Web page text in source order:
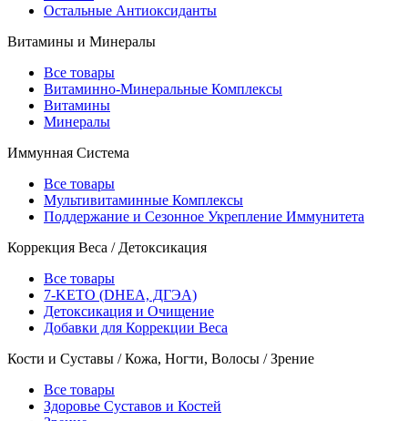
Остальные Антиоксиданты
Витамины и Минералы
Все товары
Витаминно-Минеральные Комплексы
Витамины
Минералы
Иммунная Система
Все товары
Мультивитаминные Комплексы
Поддержание и Сезонное Укрепление Иммунитета
Коррекция Веса / Детоксикация
Все товары
7-KETO (DHEA, ДГЭА)
Детоксикация и Очищение
Добавки для Коррекции Веса
Кости и Суставы / Кожа, Ногти, Волосы / Зрение
Все товары
Здоровье Суставов и Костей